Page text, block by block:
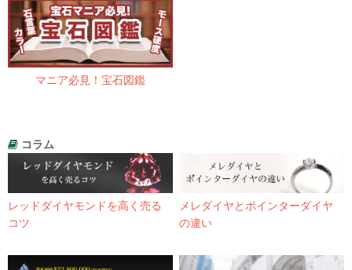
マニア必見！宝石図鑑
コラム
レッドダイヤモンドを高く売る
コツ
メレダイヤとポインターダイヤ
の違い